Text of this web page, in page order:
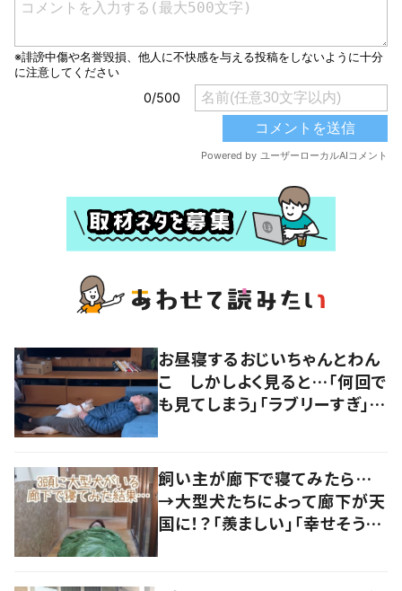
お昼寝するおじいちゃんとわん
こ しかしよく見ると…「何回で
も見てしまう」「ラブリーすぎ」の
飼い主が廊下で寝てみたら…
→大型犬たちによって廊下が天
国に！？「羨ましい」「幸せそう」